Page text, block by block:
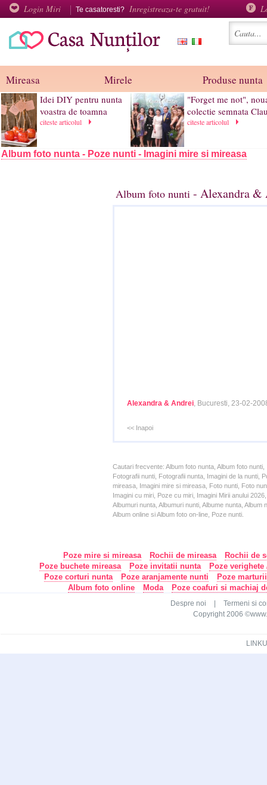
Login Miri Te casatoresti? Inregistreaza-te gratuit!
Mireasa Mirele Produse nunta
Idei DIY pentru nunta
voastra de toamna
citeste articolul
"Forget me not",
colectie semnata
citeste articolul
Album foto nunta - Poze nunti - Imagini mire si mireasa
Album foto nunti - Alexandra &
Alexandra & Andrei, Bucuresti, 23-02-
<< Inapoi
Cautari frecvente: Album foto nunta, Album foto
Fotografii nunti, Fotografii nunta, Imagini de la nunti,
mireasa, Imagini mire si mireasa, Foto nunti, Foto
Imagini cu miri, Poze cu miri, Imagini Mirii anului
Albumuri nunta, Albumuri nunti, Albume nunta,
Album online si Album foto on-line, Poze nunti.
Poze mire si mireasa Rochii de mireasa
Rochii de
Poze buchete mireasa
Poze invitatii nunta
Poze
Poze corturi nunta
Poze aranjamente nunti
Poze
Album foto online
Moda Poze coafuri si machiaj
Despre noi
Termeni si
Copyright 2006